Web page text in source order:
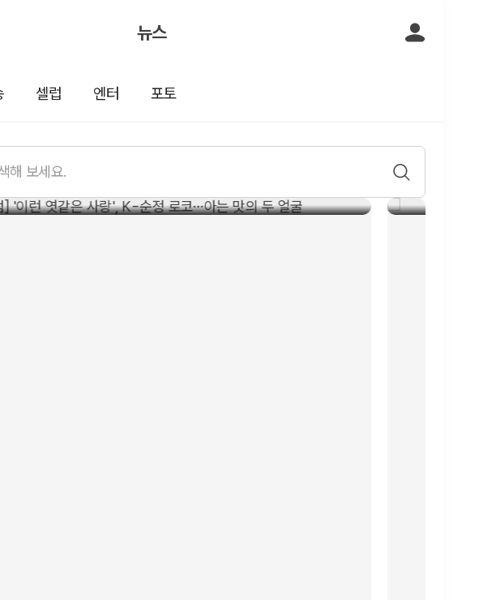
뉴스
셀럽 엔터 포토
런 엿같은 사랑', K-순정 로코…아는
SF9,
확정